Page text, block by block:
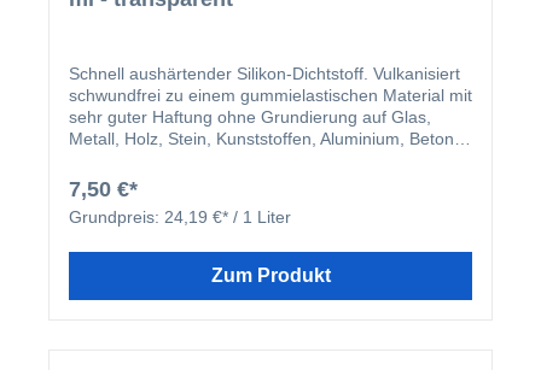
Schnell aushärtender Silikon-Dichtstoff. Vulkanisiert
schwundfrei zu einem gummielastischen Material mit
sehr guter Haftung ohne Grundierung auf Glas,
Metall, Holz, Stein, Kunststoffen, Aluminium, Beton,
(Plexiglas®) usw. aus. Silikon von Kimtec weist
aufgrund neuester Silikontechnologie
außergewöhnliche Witterungs- und UV-Beständigkeit
7,50 €*
Grundpreis: 24,19 €* / 1 Liter
Zum Produkt